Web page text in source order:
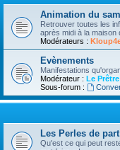
Animation du
Retrouver toutes les
après midi à la maison
Modérateurs :
Evènements
Manifestations
Modérateur : Le
Sous-forum :
Les Perles de
Qu'est ce qui peut